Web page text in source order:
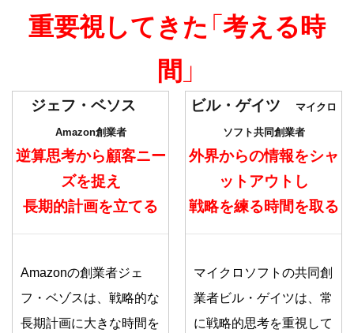
重要視してきた「考える時
間」
ジェフ・ベソス
Amazon創業者
逆算思考から顧客ニー
ズを捉え
長期的計画を立てる
Amazonの創業者ジェ
フ・ベゾスは、戦略的な
長期計画に大きな時間を
ビル・ゲイツ
マイクロ
ソフト共同創業者
外界からの情報をシャ
ットアウトし
戦略を練る時間を取る
マイクロソフトの共同創
業者ビル・ゲイツは、常
に戦略的思考を重視して